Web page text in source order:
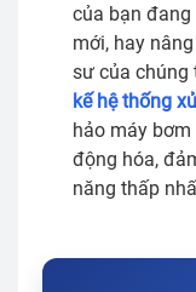
của bạn đang
mới, hay
sư của chúng
kế hệ thống
hảo máy
động hóa,
năng thấp